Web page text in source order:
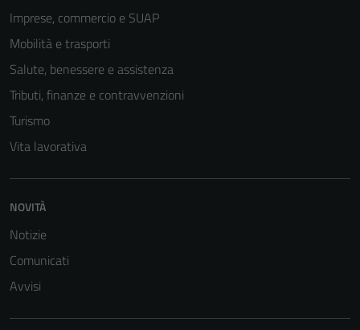
Imprese, commercio e SUAP
Mobilità e trasporti
Salute, benessere e assistenza
Tributi, finanze e contravvenzioni
Turismo
Vita lavorativa
NOVITÀ
Notizie
Comunicati
Avvisi